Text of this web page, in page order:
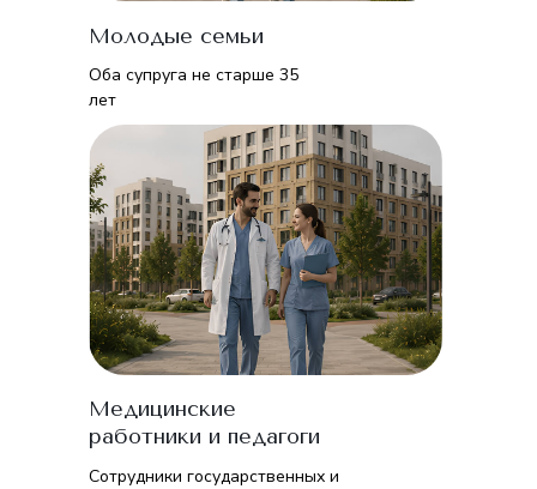
Молодые семьи
Оба супруга не старше 35
лет
Медицинские
работники и педагоги
Сотрудники государственных и